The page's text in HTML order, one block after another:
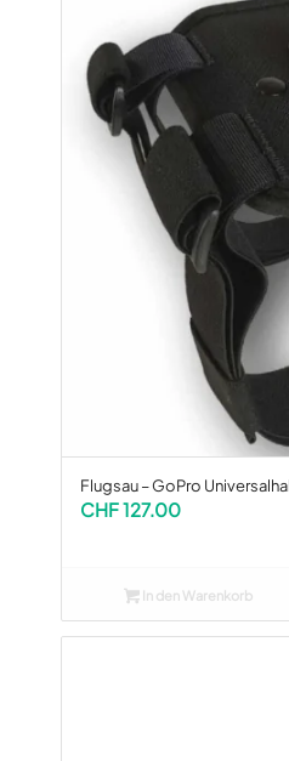
Flugsau – GoPro
CHF127.00
In den Warenkorb